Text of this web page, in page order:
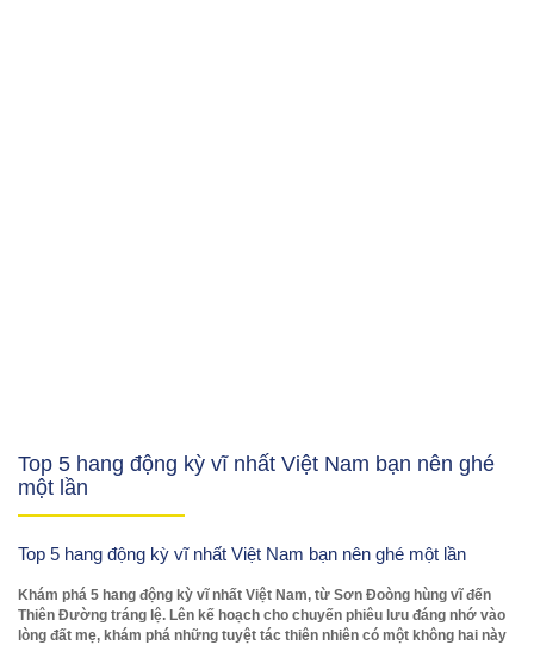
Top 5 hang động kỳ vĩ nhất Việt Nam bạn nên ghé
một lần
Top 5 hang động kỳ vĩ nhất Việt Nam bạn nên ghé một lần
Khám phá 5 hang động kỳ vĩ nhất Việt Nam, từ Sơn Đoòng hùng vĩ đến
Thiên Đường tráng lệ. Lên kế hoạch cho chuyến phiêu lưu đáng nhớ vào
lòng đất mẹ, khám phá những tuyệt tác thiên nhiên có một không hai này